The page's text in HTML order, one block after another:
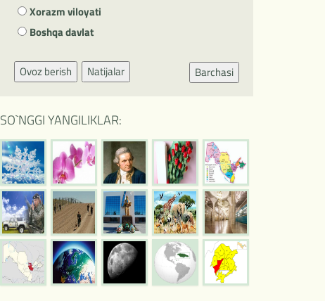
Xorazm viloyati
Boshqa davlat
Ovoz berish Natijalar Barchasi
SO`NGGI YANGILIKLAR: